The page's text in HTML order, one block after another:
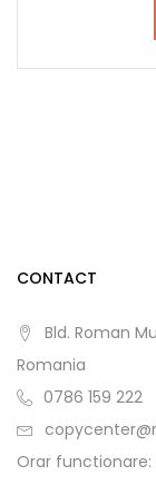
CONTACT
Bld. Roman
Romania
0786 159 222
Orar functionare: